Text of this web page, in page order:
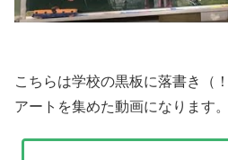
こちらは学校の黒板に落書き（
アートを集めた動画になります。